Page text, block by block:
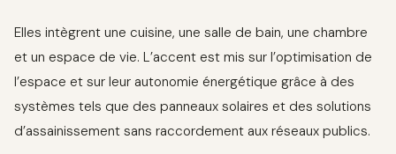
Elles intègrent une cuisine, une salle de bain, une chambre
et un espace de vie. L’accent est mis sur l’optimisation de
l’espace et sur leur autonomie énergétique grâce à des
systèmes tels que des panneaux solaires et des solutions
d’assainissement sans raccordement aux réseaux publics.